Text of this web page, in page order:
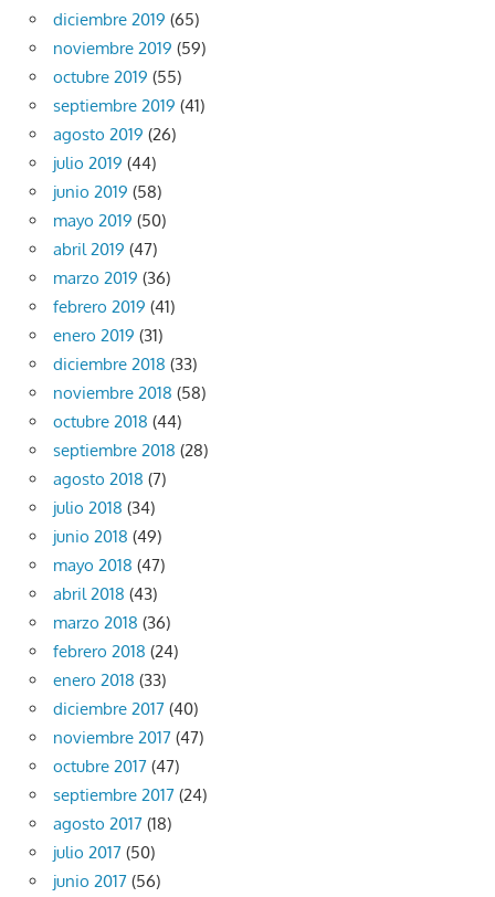
diciembre 2019 (65)
noviembre 2019 (59)
octubre 2019 (55)
septiembre 2019 (41)
agosto 2019 (26)
julio 2019 (44)
junio 2019 (58)
mayo 2019 (50)
abril 2019 (47)
marzo 2019 (36)
febrero 2019 (41)
enero 2019 (31)
diciembre 2018 (33)
noviembre 2018 (58)
octubre 2018 (44)
septiembre 2018 (28)
agosto 2018 (7)
julio 2018 (34)
junio 2018 (49)
mayo 2018 (47)
abril 2018 (43)
marzo 2018 (36)
febrero 2018 (24)
enero 2018 (33)
diciembre 2017 (40)
noviembre 2017 (47)
octubre 2017 (47)
septiembre 2017 (24)
agosto 2017 (18)
julio 2017 (50)
junio 2017 (56)